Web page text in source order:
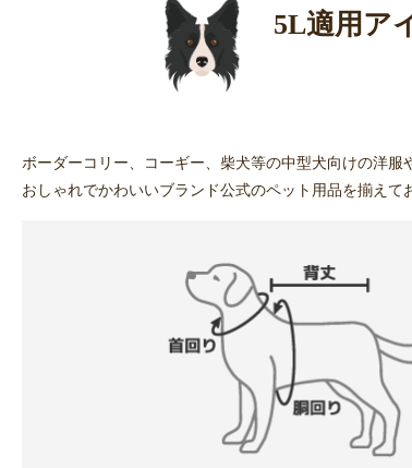
5L適用ア
ボーダーコリー、コーギー、柴犬等の中型犬向けの洋服
おしゃれでかわいいブランド公式のペット用品を揃えて